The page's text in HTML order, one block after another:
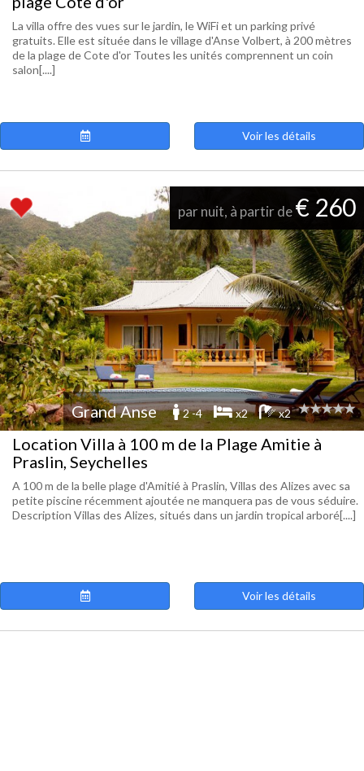
La villa offre des vues sur le jardin, le WiFi et un parking privé
gratuits. Elle est située dans le village d'Anse Volbert, à 200 mètres
de la plage de Cote d'or Toutes les unités comprennent un coin
salon[....]
Voir les détails
par nuit, à partir de€ 260
Grand Anse 2 -4 x2 x2
Location Villa à 100 m de la Plage Amitie à
Praslin, Seychelles
A 100 m de la belle plage d'Amitié à Praslin, Villas des Alizes avec sa
petite piscine récemment ajoutée ne manquera pas de vous séduire.
Description Villas des Alizes, situés dans un jardin tropical arboré[....]
Voir les détails